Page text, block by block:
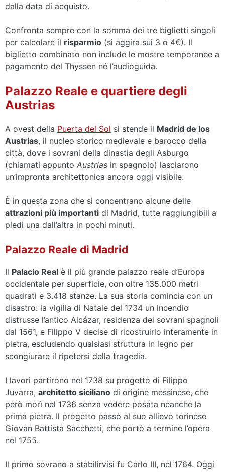
dalla data di acquisto.
Confronta sempre con la somma dei tre biglietti singoli
per calcolare il risparmio (si aggira sui 3 o 4€). Il
biglietto combinato non include le mostre temporanee a
pagamento del Thyssen né l’audioguida.
Palazzo Reale e quartiere degli
Austrias
A ovest della Puerta del Sol si stende il Madrid de los
Austrias, il nucleo storico medievale e barocco della
città, dove i sovrani della dinastia degli Asburgo
(chiamati appunto Austrias in spagnolo) lasciarono
un’impronta architettonica ancora oggi visibile.
È in questa zona che si concentrano alcune delle
attrazioni più importanti di Madrid, tutte raggiungibili a
piedi una dall’altra in pochi minuti.
Palazzo Reale di Madrid
Il Palacio Real è il più grande palazzo reale d’Europa
occidentale per superficie, con oltre 135.000 metri
quadrati e 3.418 stanze. La sua storia comincia con un
disastro: la vigilia di Natale del 1734 un incendio
distrusse l’antico Alcázar, residenza dei sovrani spagnoli
dal 1561, e Filippo V decise di ricostruirlo interamente in
pietra, escludendo qualsiasi struttura in legno per
scongiurare il ripetersi della tragedia.
I lavori partirono nel 1738 su progetto di Filippo
Juvarra, architetto siciliano di origine messinese, che
però morì nel 1736 senza vedere posata neanche la
prima pietra. Il progetto passò al suo allievo torinese
Giovan Battista Sacchetti, che portò a termine l’opera
nel 1755.
Il primo sovrano a stabilirvisi fu Carlo III, nel 1764. Oggi